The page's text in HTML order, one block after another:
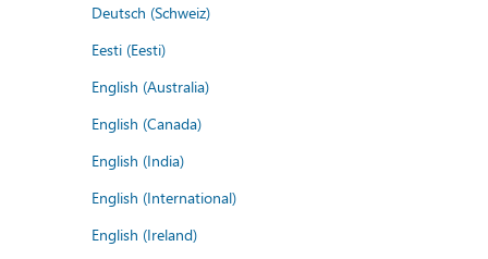
Deutsch (Schweiz)
Eesti (Eesti)
English (Australia)
English (Canada)
English (India)
English (International)
English (Ireland)